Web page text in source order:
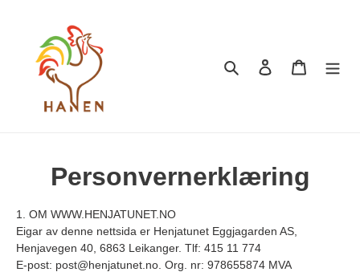
innhaldet
Logg på
Personvernerklæring
1. OM WWW.HENJATUNET.NO
Eigar av denne nettsida er Henjatunet Eggjagarden AS,
Henjavegen 40, 6863 Leikanger. Tlf: 415 11 774
E-post: post@henjatunet.no. Org. nr: 978655874 MVA